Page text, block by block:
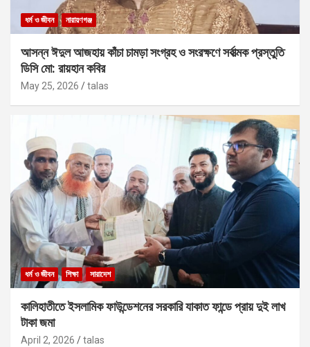
ধর্ম ও জীবন নারায়ণগঞ্জ
আসন্ন ঈদুল আজহায় কাঁচা চামড়া সংগ্রহ ও সংরক্ষণে সর্বাত্মক প্রস্তুতি
ডিসি মো: রায়হান কবির
May 25, 2026 talas
ধর্ম ও জীবন শিক্ষা সারাদেশ
কালিহাতীতে ইসলামিক ফাউন্ডেশনের সরকারি যাকাত ফান্ডে প্রায় দুই লাখ
টাকা জমা
April 2, 2026 talas